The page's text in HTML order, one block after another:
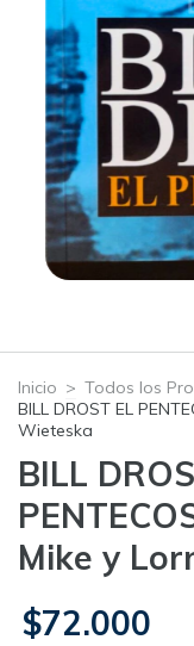
Inicio > Todos los
BILL DROST EL
Wieteska
BILL
Mike y
$72.000